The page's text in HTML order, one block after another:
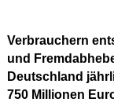
Verbrauchern
und
Deutschland
750 Millionen